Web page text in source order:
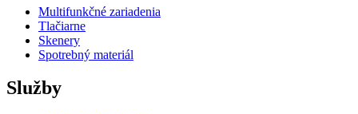
Multifunkčné zariadenia
Tlačiarne
Skenery
Spotrebný materiál
Služby